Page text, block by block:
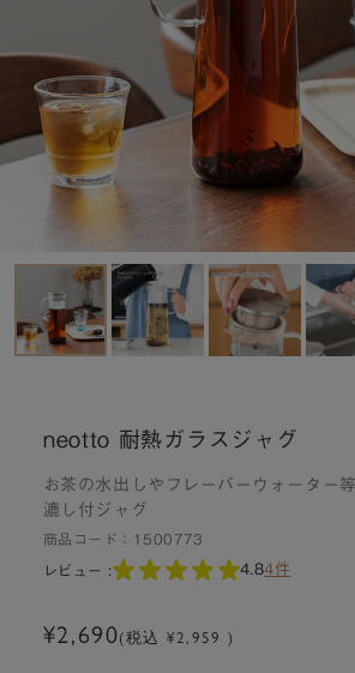
neotto 耐熱ガラスジャグ
お茶の水出しやフレーバーウォーター
漉し付ジャグ
商品コード： 1500773
レビュー : 4.84件
¥2,690(税込 ¥2,959 )